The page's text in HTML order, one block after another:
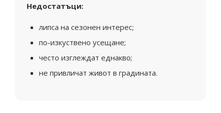
Недостатъци:
липса на сезонен интерес;
по-изкуствено усещане;
често изглеждат еднакво;
не привличат живот в градината.